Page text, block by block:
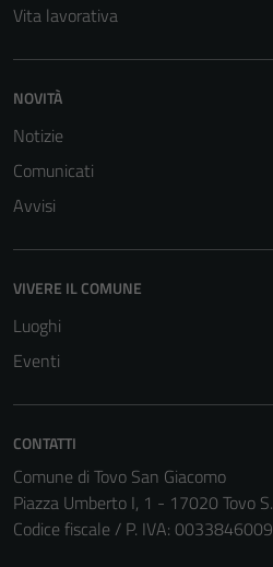
Vita lavorativa
NOVITÀ
Notizie
Comunicati
Avvisi
VIVERE IL COMUNE
Luoghi
Eventi
CONTATTI
Comune di Tovo San Giacomo
Piazza Umberto I, 1 - 17020 Tovo
Codice fiscale / P. IVA: